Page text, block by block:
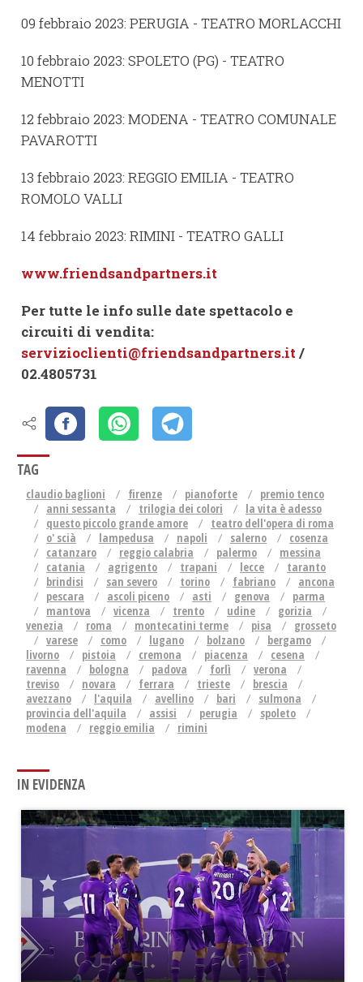
09 febbraio 2023: PERUGIA - TEATRO MORLACCHI
10 febbraio 2023: SPOLETO (PG) - TEATRO
MENOTTI
12 febbraio 2023: MODENA - TEATRO COMUNALE
PAVAROTTI
13 febbraio 2023: REGGIO EMILIA - TEATRO
ROMOLO VALLI
14 febbraio 2023: RIMINI - TEATRO GALLI
www.friendsandpartners.it
Per tutte le info sulle date spettacolo e
circuiti di vendita:
servizioclienti@friendsandpartners.it/
02.4805731
TAG
claudio baglioni firenze pianoforte
premio tenco
anni sessanta
trilogia dei colori
la vita è adesso
questo piccolo grande amore
teatro dell'opera di roma
o' scià
lampedusa napoli salerno
cosenza
catanzaro
reggio calabria palermo
messina
catania
agrigento trapani lecce
taranto
brindisi
san severo torino fabriano
ancona
pescara
ascoli piceno asti genova
parma
mantova
vicenza trento udine
gorizia
venezia
roma montecatini terme pisa
grosseto
varese
como lugano bolzano
bergamo
livorno
pistoia cremona piacenza
cesena
ravenna
bologna padova forlì
verona
treviso
novara ferrara trieste
brescia
avezzano
l'aquila avellino bari
sulmona
provincia dell'aquila
assisi perugia
spoleto
modena
reggio emilia rimini
IN EVIDENZA